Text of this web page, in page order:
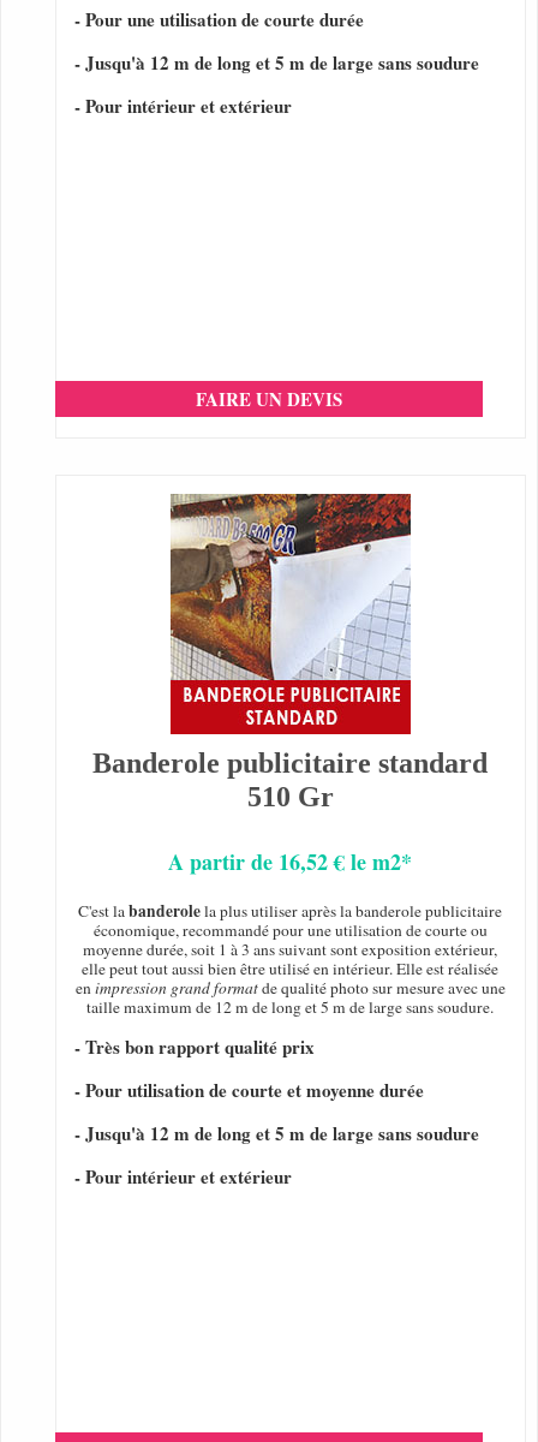
- Pour une utilisation de courte durée
- Jusqu'à 12 m de long et 5 m de large sans soudure
- Pour intérieur et extérieur
FAIRE UN DEVIS
Banderole publicitaire standard
510 Gr
A partir de 16,52 € le m2*
C'est labanderolela plus utiliser après la banderole publicitaire
économique, recommandé pour une utilisation de courte ou
moyenne durée, soit 1 à 3 ans suivant sont exposition extérieur,
elle peut tout aussi bien être utilisé en intérieur. Elle est réalisée
enimpression grand formatde qualité photo sur mesure avec une
taille maximum de 12 m de long et 5 m de large sans soudure.
- Très bon rapport qualité prix
- Pour utilisation de courte et moyenne durée
- Jusqu'à 12 m de long et 5 m de large sans soudure
- Pour intérieur et extérieur